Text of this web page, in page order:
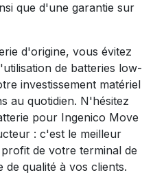
que d'une garantie sur
d'origine, vous évitez
de batteries low-
investissement matériel
au quotidien. N'hésitez
pour Ingenico Move
: c'est le meilleur
de votre terminal de
qualité à vos clients.